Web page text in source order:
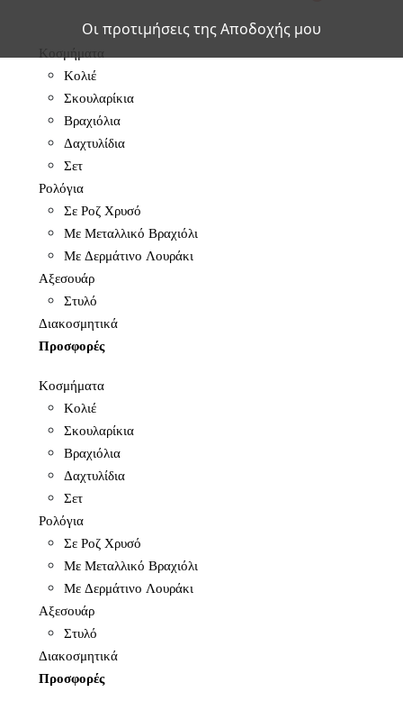
Κοσμήματα
Κολιέ
Σκουλαρίκια
Βραχιόλια
Δαχτυλίδια
Σετ
Ρολόγια
Σε Ροζ Χρυσό
Με Μεταλλικό Βραχιόλι
Με Δερμάτινο Λουράκι
Αξεσουάρ
Στυλό
Διακοσμητικά
Προσφορές
Κοσμήματα
Κολιέ
Σκουλαρίκια
Βραχιόλια
Δαχτυλίδια
Σετ
Ρολόγια
Σε Ροζ Χρυσό
Με Μεταλλικό Βραχιόλι
Με Δερμάτινο Λουράκι
Αξεσουάρ
Στυλό
Διακοσμητικά
Προσφορές
Οι προτιμήσεις της Αποδοχής μου